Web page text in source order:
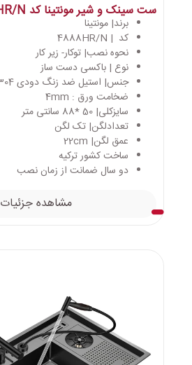
ست سینک و شیر مونتینا کد 4888HR/N
برند| مونتینا
کد | 4888HR/N
نحوه نصب| توکار- زیر کار
نوع | باکسی دست ساز
جنس| استیل ضد زنگ دودی AISI 304
ضخامت ورق : 4mm
سایزکلی| 50 *88 سانتی متر
تعدادلگن| تک لگن
عمق لگن| 22cm
ساخت کشور ترکیه
دو سال ضمانت از زمان نصب
مشاهده جزئیات